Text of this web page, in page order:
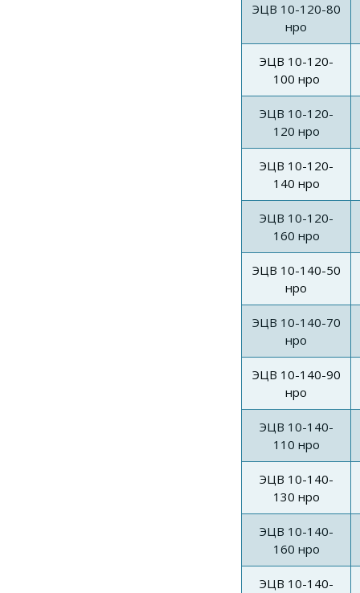
ЭЦВ 10-120-80
нро
ЭЦВ 10-120-
100 нро
ЭЦВ 10-120-
120 нро
ЭЦВ 10-120-
140 нро
ЭЦВ 10-120-
160 нро
ЭЦВ 10-140-50
нро
ЭЦВ 10-140-70
нро
ЭЦВ 10-140-90
нро
ЭЦВ 10-140-
110 нро
ЭЦВ 10-140-
130 нро
ЭЦВ 10-140-
160 нро
ЭЦВ 10-140-